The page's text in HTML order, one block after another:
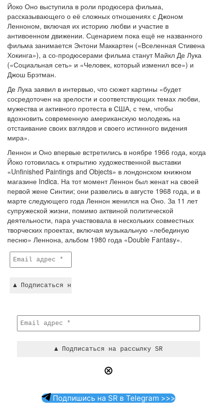
Йоко Оно выступила в роли продюсера фильма,
рассказывающего о её сложных отношениях с Джоном
Ленноном, включая их историю любви и участие в
антивоенном движении. Сценарием пока ещё не названного
фильма занимается Энтони Маккартен («Вселенная Стивена
Хокинга»), а со-продюсерами фильма станут Майкл Де Лука
(«Социальная сеть» и «Человек, который изменил все») и
Джош Брэтман.
Де Лука заявил в интервью, что сюжет картины «будет
сосредоточен на зрелости и соответствующих темах любви,
мужества и активного протеста в США, с тем, чтобы
вдохновить современную американскую молодежь на
отстаивание своих взглядов и своего истинного видения
мира».
Леннон и Оно впервые встретились в ноябре 1966 года, когда
Йоко готовилась к открытию художественной выставки
«Unfinished Paintings and Objects» в лондонском книжном
магазине Indica. На тот момент Леннон был женат на своей
первой жене Синтии; они развелись в августе 1968 года, и в
марте следующего года Леннон женился на Оно. За 11 лет
супружеской жизни, помимо актвиной политической
деятельности, пара участвовала в нескольких совместных
творческих проектах, включая музыкальную «лебединую
песню» Леннона, альбом 1980 года «Double Fantasy».
Подпишись на SR в Telegram >>>